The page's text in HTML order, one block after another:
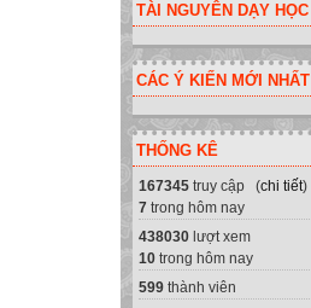
TÀI NGUYÊN DẠY HỌC
CÁC Ý KIẾN MỚI NHẤT
THỐNG KÊ
167345 truy cập (chi tiết)
7 trong hôm nay
438030 lượt xem
10 trong hôm nay
599 thành viên